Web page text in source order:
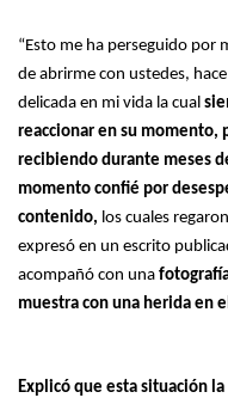
“Esto me ha perseguido por
de abrirme con ustedes,
delicada en mi vida la cual
reaccionar en su momento,
recibiendo durante meses
momento confié por
contenido, los cuales
expresó en un escrito
acompañó con una
muestra con una herida en
Explicó que esta situación